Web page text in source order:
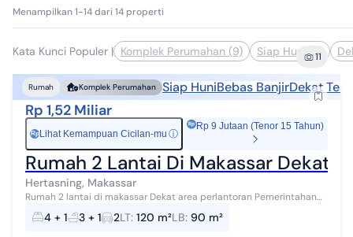
Menampilkan 1-14 dari 14 properti
Kata Kunci Populer | Komplek Perumahan (9) Siap Huni (7)
11
Rumah Komplek Perumahan Siap HuniBebas BanjirDekat
Rp 1,52 Miliar
Rp Lihat Kemampuan Cicilan-mu ⓘ
Rp 9 Jutaan (Tenor 15 Tahun)
Rumah 2 Lantai Di Makassar Dekat
Hertasning, Makassar
Rumah 2 lantai di makassar Dekat area perlantoran Pemerintahan
Cek segera rumah 2 lantai yang asri ini, dijual dengan
pemandangan indah yang mena...
4 + 1 3 + 1 2LT: 120 m²LB: 90 m²